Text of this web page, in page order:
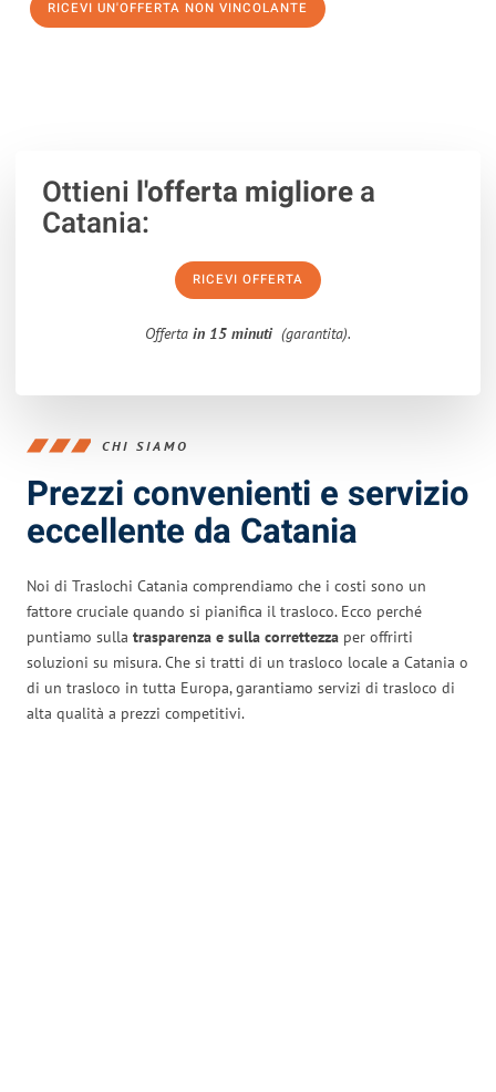
RICEVI UN'OFFERTA NON VINCOLANTE
Ottieni l'offerta migliorea
Catania:
RICEVI OFFERTA
Offerta in 15 minuti (garantita).
CHI SIAMO
Prezzi convenienti e servizio
eccellente da Catania
Noi di Traslochi Catania comprendiamo che i costi sono un
fattore cruciale quando si pianifica il trasloco. Ecco perché
puntiamo sulla trasparenza e sulla correttezza per offrirti
soluzioni su misura. Che si tratti di un trasloco locale a Catania o
di un trasloco in tutta Europa, garantiamo servizi di trasloco di
alta qualità a prezzi competitivi.